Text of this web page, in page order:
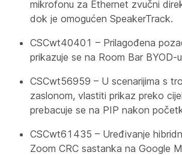
mikrofonu za Ethernet zvučni
dok je omogućen SpeakerTrack.
CSCwt40401 – Prilagođena
prikazuje se na Room Bar BYOD-
CSCwt56959 – U scenarijima s
zaslonom, vlastiti prikaz preko
prebacuje se na PIP nakon
CSCwt61435 – Uređivanje
Zoom CRC sastanka na Google